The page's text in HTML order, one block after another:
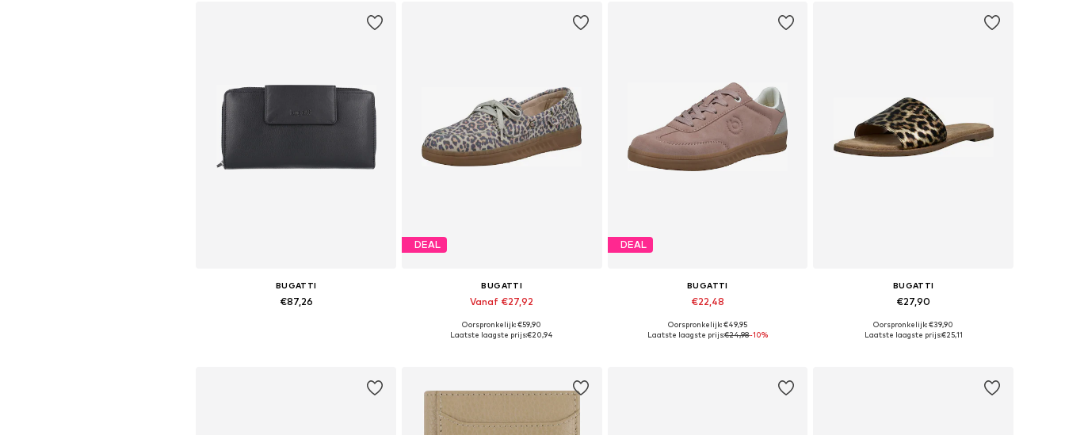
BUGATTI
€87,26
DEAL
BUGATTI
Vanaf €27,92
Beschikbare maten: 36, 37, 38, 39
Oorspronkelijk: €59,90
Laatste laagste prijs:€20,94
DEAL
BUGATTI
€22,48
Beschikbare maten: 36, 37, 38, 39, 40, 41
Oorspronkelijk: €49,95
Laatste laagste prijs:€24,98-10%
BUGATTI
€27,90
Beschikbare maten: 36, 37, 39, 40
Oorspronkelijk: €39,90
Laatste laagste prijs:€25,11